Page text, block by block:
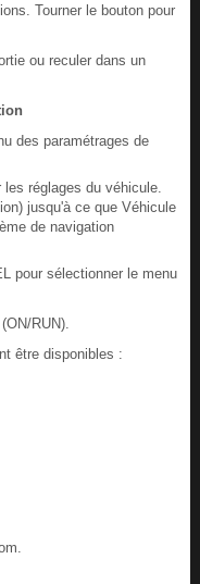
Tourner le bouton pour
ou reculer dans un
des paramétrages de
réglages du véhicule.
jusqu'à ce que Véhicule
de navigation
pour sélectionner le menu
RUN).
être disponibles :